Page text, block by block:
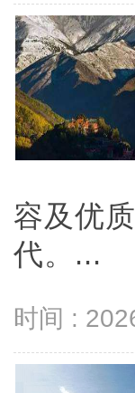
容及优
代。...
时间 :